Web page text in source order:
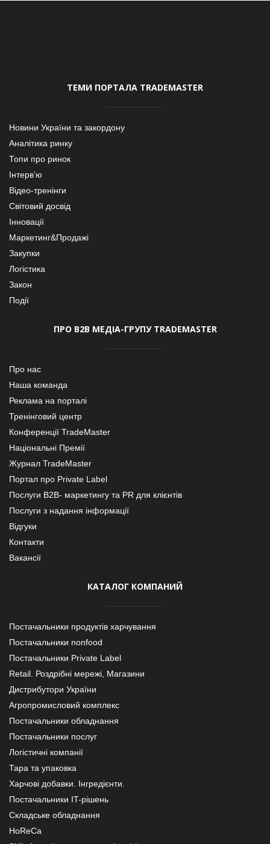
ТЕМИ ПОРТАЛА TRADEMASTER
Новини України та закордону
Аналітика ринку
Топи про ринок
Інтерв’ю
Відео-тренінги
Світовий досвід
Інновації
Маркетинг&Продажі
Закупки
Логістика
Закон
Події
ПРО В2В МЕДІА-ГРУПУ TRADEMASTER
Про нас
Наша команда
Реклама на порталі
Тренінговий центр
Конференції TradeMaster
Національні Премії
Журнал TradeMaster
Портал про Private Label
Послуги В2В- маркетингу та PR для клієнтів
Послуги з надання інформації
Відгуки
Контакти
Вакансії
КАТАЛОГ КОМПАНИЙ
Постачальники продуктів харчування
Постачальники nonfood
Постачальники Private Label
Retail. Роздрібні мережі, Магазини
Дистрибутори України
Агропромисловий комплекс
Постачальники обладнання
Постачальники послуг
Логістичні компанії
Тара та упаковка
Харчові добавки. Інгредієнти.
Постачальники IT-рішень
Складське обладнання
HoReCa